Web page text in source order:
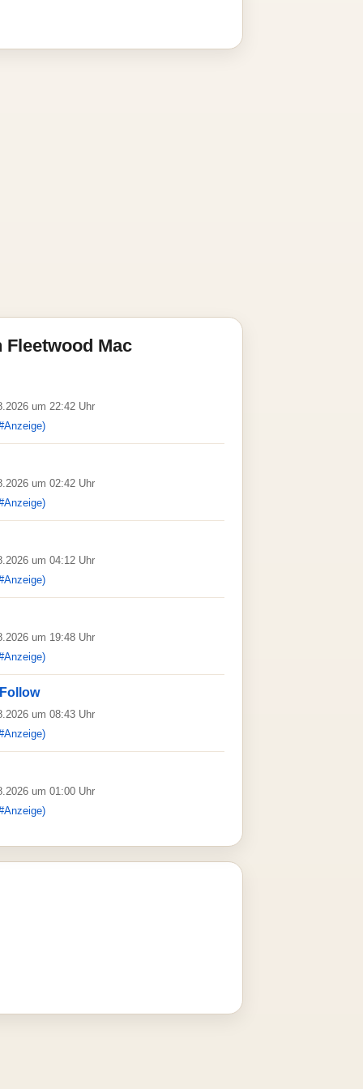
Mac
um 22:42 Uhr
um 02:42 Uhr
um 04:12 Uhr
um 19:48 Uhr
um 08:43 Uhr
um 01:00 Uhr